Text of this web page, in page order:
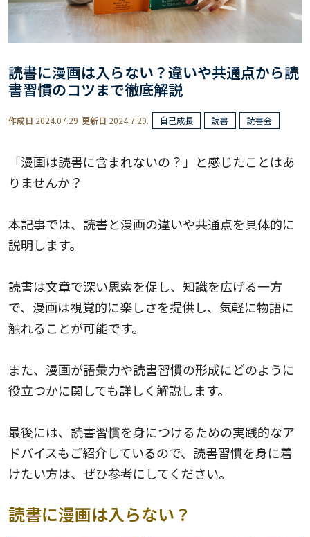
読書に漫画は入らない？違いや共通点から読
書習慣のコツまで徹底解説
作成日 2024.07.29 更新日 2024.7.29. 自己成長 読書 読書会
「漫画は読書に含まれないの？」と感じたことはあ
りませんか？
本記事では、読書と漫画の違いや共通点を具体的に
説明します。
読書は文章で深い思索を促し、知識を広げる一方
で、漫画は視覚的に楽しさを提供し、気軽に物語に
触れることが可能です。
また、漫画が語彙力や読書習慣の形成にどのように
役立つかに関しても詳しく解説します。
最後には、読書習慣を身につけるための実践的なア
ドバイスもご紹介しているので、読書習慣を身に着
けたい方は、ぜひ参考にしてください。
読書に漫画は入らない？